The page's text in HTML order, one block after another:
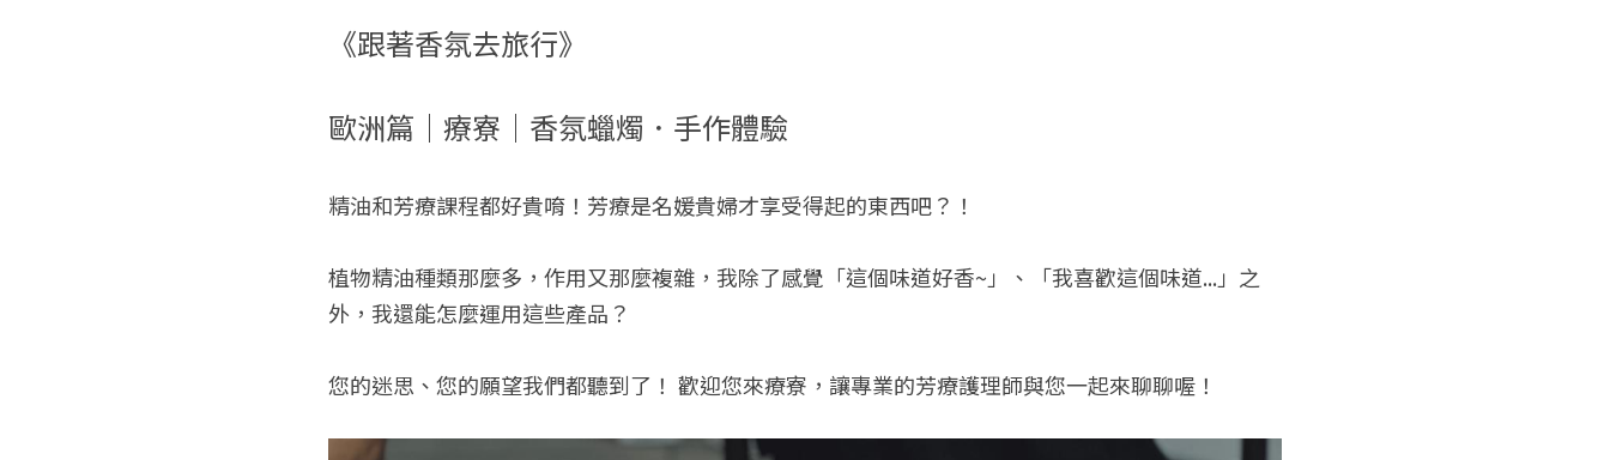
《跟著香氛去旅行》
歐洲篇｜療寮｜香氛蠟燭．手作體驗
精油和芳療課程都好貴唷！芳療是名媛貴婦才享受得起的東西吧？！
植物精油種類那麼多，作用又那麼複雜，我除了感覺「這個味道好香~」、「我喜歡這個味道...」之
外，我還能怎麼運用這些產品？
您的迷思、您的願望我們都聽到了！ 歡迎您來療寮，讓專業的芳療護理師與您一起來聊聊喔！